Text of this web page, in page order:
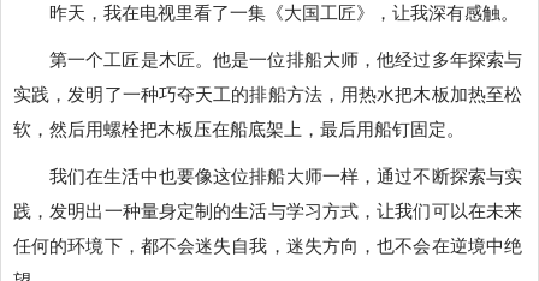
昨天，我在电视里看了一集《大国工匠》，让我深有感触。
第一个工匠是木匠。他是一位排船大师，他经过多年探索与
实践，发明了一种巧夺天工的排船方法，用热水把木板加热至松
软，然后用螺栓把木板压在船底架上，最后用船钉固定。
我们在生活中也要像这位排船大师一样，通过不断探索与实
践，发明出一种量身定制的生活与学习方式，让我们可以在未来
任何的环境下，都不会迷失自我，迷失方向，也不会在逆境中绝